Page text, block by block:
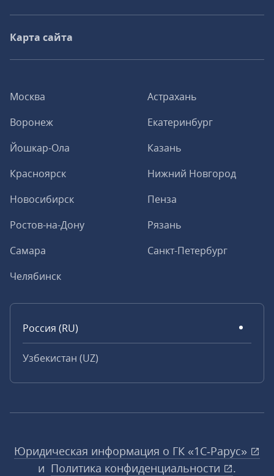
Москва
Астрахань
Воронеж
Екатеринбург
Йошкар-Ола
Казань
Красноярск
Нижний Новгород
Новосибирск
Пенза
Ростов-на-Дону
Рязань
Самара
Санкт-Петербург
Челябинск
Россия (RU)
Узбекистан (UZ)
Карта сайта
Юридическая информация о ГК «1С‑Рарус»
и Политика конфиденциальности
.